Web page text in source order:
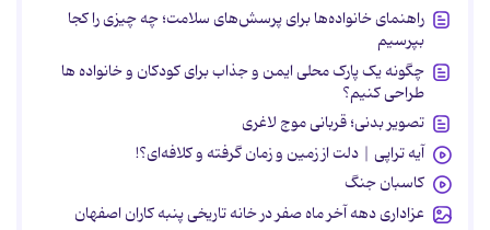
راهنمای خانواده‌ها برای پرسش‌های سلامت؛ چه چیزی را کجا
بپرسیم
چگونه یک پارک محلی ایمن و جذاب برای کودکان و خانواده ها
طراحی کنیم؟
تصویر بدنی؛ قربانی موج لاغری
آیه تراپی | دلت از زمین و زمان گرفته و کلافه‌ای؟!
کاسبان جنگ
عزاداری دهه آخر ماه صفر در خانه تاریخی پنبه کاران اصفهان